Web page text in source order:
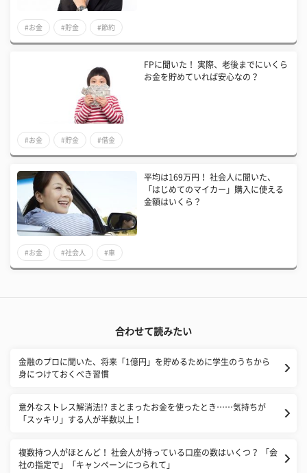
#お金 #貯金 #節約
FPに聞いた！ 実際、老後までにいくら
お金を貯めていれば安心なの？
#お金 #貯金 #借金
平均は169万円！ 社会人に聞いた、
「はじめてのマイカー」購入に使える
金額はいくら？
#お金 #社会人 #車
合わせて読みたい
金融のプロに聞いた、将来「1億円」を貯めるために学生のうちから
身につけておくべき習慣
意外なストレス解消法!? まとまったお金を使ったとき……気持ちが
「スッキリ」する人が半数以上！
複数持つ人がほとんど！ 社会人が持っている口座の数はいくつ？ 「会
社の指定で」「キャンペーンにつられて」